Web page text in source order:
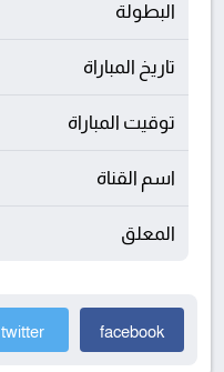
البطولة
تاريخ المباراة
توقيت المباراة
اسم القناة
المعلق
facebook
twitter